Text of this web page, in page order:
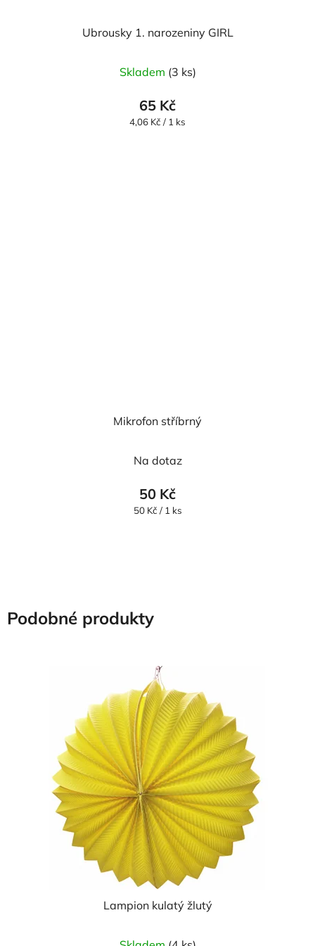
Ubrousky 1. narozeniny GIRL
Skladem (3 ks)
65 Kč
Měrná
4,06 Kč / 1 ks
Mikrofon stříbrný
Na dotaz
50 Kč
Měrná
50 Kč / 1 ks
Podobné produkty
Lampion kulatý žlutý